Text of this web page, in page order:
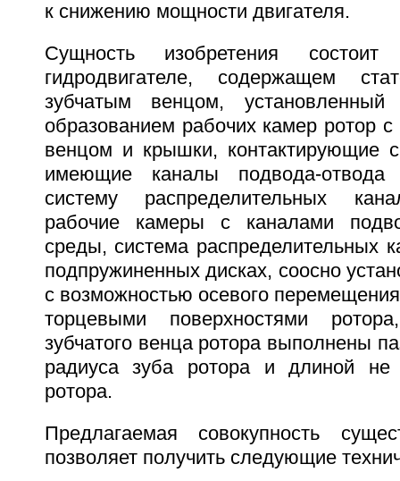
к снижению мощности двигателя.
Сущность изобретения
гидродвигателе, содержащем
зубчатым венцом,
образованием рабочих камер ротор
венцом и крышки, контактирующие
имеющие каналы подвода-
систему распределительных
рабочие камеры с каналами
среды, система распределительных
подпружиненных дисках, соосно
с возможностью осевого
торцевыми поверхностями
зубчатого венца ротора выполнены
радиуса зуба ротора и длиной
ротора.
Предлагаемая совокупность
позволяет получить следующие